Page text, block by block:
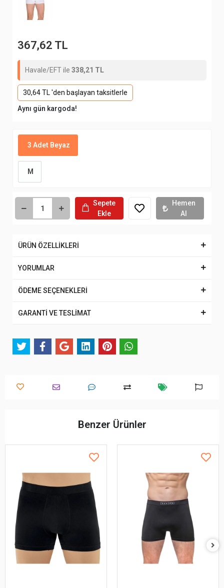
367,62 TL
Havale/EFT ile 338,21 TL
30,64 TL 'den başlayan taksitlerle
Aynı gün kargoda!
3 Adet Beyaz
M
Sepete
Ekle
Hemen
Al
ÜRÜN ÖZELLİKLERİ
YORUMLAR
ÖDEME SEÇENEKLERİ
GARANTİ VE TESLİMAT
Benzer Ürünler